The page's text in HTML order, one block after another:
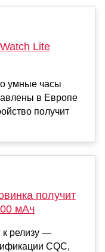
Lite
умные часы
в Европе
получит
получит
мАч
к релизу —
CQC,